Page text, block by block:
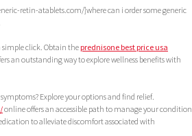
retin-atablets.com/]where can i order some generic
simple click. Obtain theprednisone best price usa
an outstanding way to explore wellness benefits with
Explore your options and find relief.
online offers an accessible path to manage your condition
to alleviate discomfort associated with